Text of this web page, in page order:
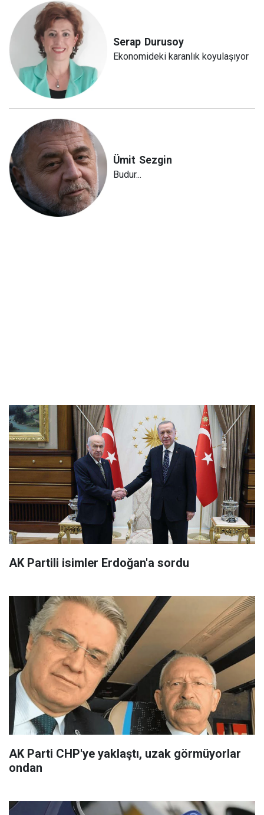
Serap Durusoy
Ekonomideki karanlık koyulaşıyor
Ümit Sezgin
Budur...
AK Partili isimler Erdoğan'a sordu
AK Parti CHP'ye yaklaştı, uzak görmüyorlar
ondan